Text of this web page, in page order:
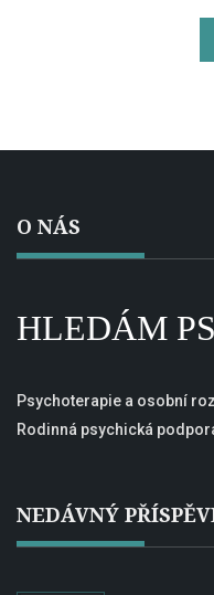
O NÁS
HLEDÁM
Psychoterapie a osobní
Rodinná psychická
NEDÁVNÝ